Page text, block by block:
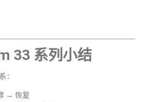
33 系列小结
：
→ 恢复